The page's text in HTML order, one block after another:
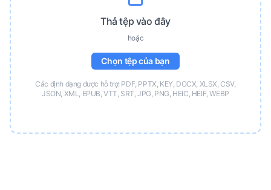
Thả tệp vào đây
hoặc
Chọn tệp của bạn
Các định dạng được hỗ trợ: PDF, PPTX, KEY, DOCX, XLSX, CSV,
JSON, XML, EPUB, VTT, SRT, JPG, PNG, HEIC, HEIF, WEBP